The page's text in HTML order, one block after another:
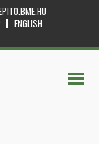
ENGLISH